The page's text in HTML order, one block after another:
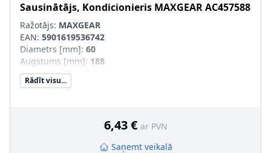
Sausinātājs, Kondicionieris MAXGEARAC457588
Ražotājs: MAXGEAR
EAN: 5901619536742
Diametrs [mm]: 60
Augstums [mm]: 188
Materiāls:Alumīnijs
Ieplūde-Ø [mm]
Rādīt visu...
6,43 € ar PVN
Saņemt veikalā